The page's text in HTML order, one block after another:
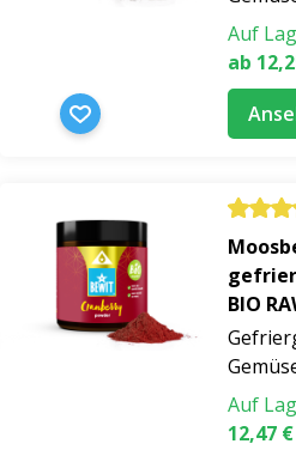
Auf
ab
BIO
Auf
12,47 €